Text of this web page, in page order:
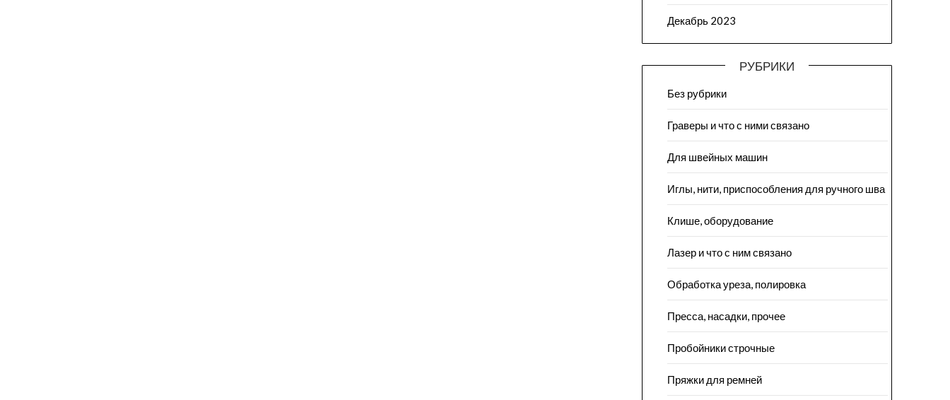
Декабрь 2023
РУБРИКИ
Без рубрики
Граверы и что с ними связано
Для швейных машин
Иглы, нити, приспособления для ручного шва
Клише, оборудование
Лазер и что с ним связано
Обработка уреза, полировка
Пресса, насадки, прочее
Пробойники строчные
Пряжки для ремней